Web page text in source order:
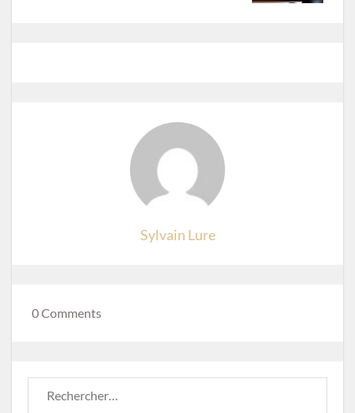
Sylvain Lure
0 Comments